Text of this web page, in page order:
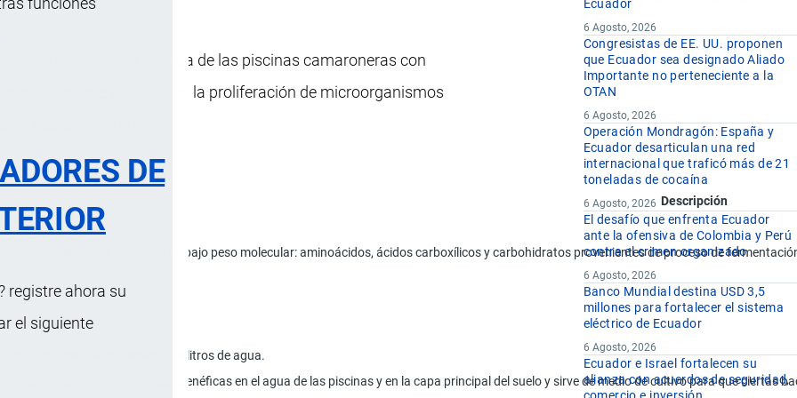
DE
registre ahora su
el siguiente
para enriquecer el agua de las piscinas camaroneras con
que promueven la proliferación de microorganismos
Descripción
contiene ligandos naturales de bajo peso molecular: aminoácidos, ácidos carboxílicos y carbohidratos provenientes de proceso de
0,5 a 1,5 litros /ha, diluido en 250 litros de agua.
de multiplicación de microalgas benéficas en el agua de las piscinas y en la capa principal del suelo y sirve de medio de cultivo para que ciertas
Ecuador
6 Agosto, 2026
Congresistas de EE. UU. proponen
que Ecuador sea designado Aliado
Importante no perteneciente a la
OTAN
6 Agosto, 2026
Operación Mondragón: España y
Ecuador desarticulan una red
internacional que traficó más de 21
toneladas de cocaína
6 Agosto, 2026
El desafío que enfrenta Ecuador
ante la ofensiva de Colombia y Perú
contra el crimen organizado
6 Agosto, 2026
Banco Mundial destina USD 3,5
millones para fortalecer el sistema
eléctrico de Ecuador
6 Agosto, 2026
Ecuador e Israel fortalecen su
alianza con acuerdos de seguridad,